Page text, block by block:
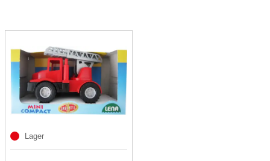
Lager